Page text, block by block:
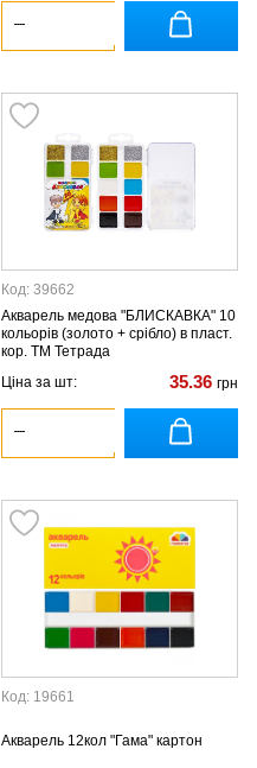
Код: 39662
Акварель медова "БЛИСКАВКА" 10
кольорів (золото + срібло) в пласт.
кор. ТМ Тетрада
Ціна за шт:
35.36 грн
Код: 19661
Акварель 12кол "Гама" картон